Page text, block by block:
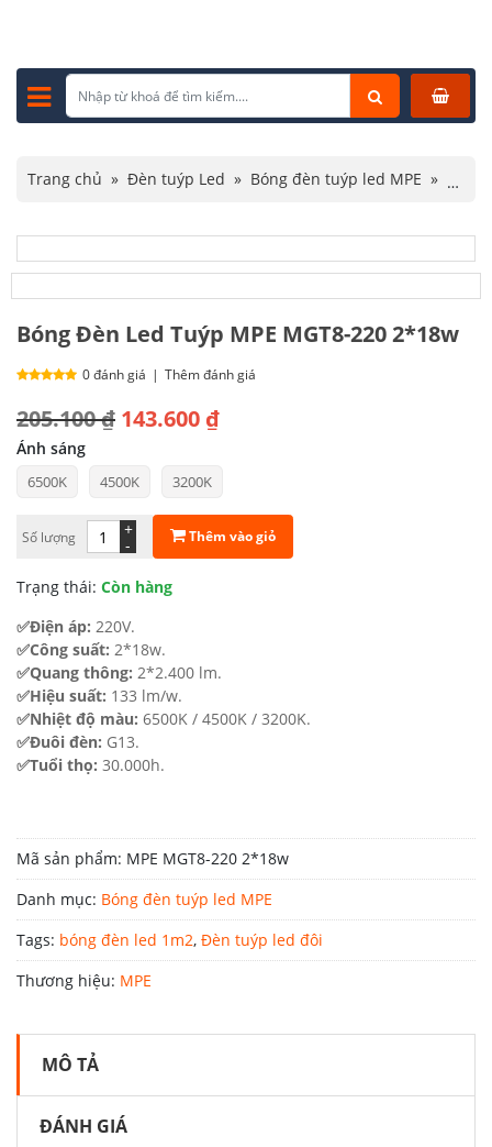
Trang chủ » Đèn tuýp Led » Bóng đèn tuýp led MPE »
Bóng Đèn Led Tuýp MPE MGT8-220 2*18w
0 đánh giá | Thêm đánh giá
205.100₫
Giá
gốc
là:
205.100 ₫.
143.600 ₫
Giá
hiện
tại
143.600 ₫.
Ánh sáng
6500K 4500K 3200K
Số lượng -
+ Thêm vào giỏ
Trạng thái: Còn hàng
✅Điện áp: 220V.
✅Công suất: 2*18w.
✅Quang thông: 2*2.400 lm.
✅Hiệu suất: 133 lm/w.
✅Nhiệt độ màu: 6500K / 4500K / 3200K.
✅Đuôi đèn: G13.
✅Tuổi thọ: 30.000h.
Mã sản phẩm: MPE MGT8-220 2*18w
Danh mục: Bóng đèn tuýp led MPE
Tags: bóng đèn led 1m2, Đèn tuýp led đôi
Thương hiệu: MPE
MÔ TẢ
ĐÁNH GIÁ